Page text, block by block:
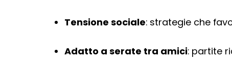
Tensione sociale: strategie che
Adatto a serate tra amici: partite